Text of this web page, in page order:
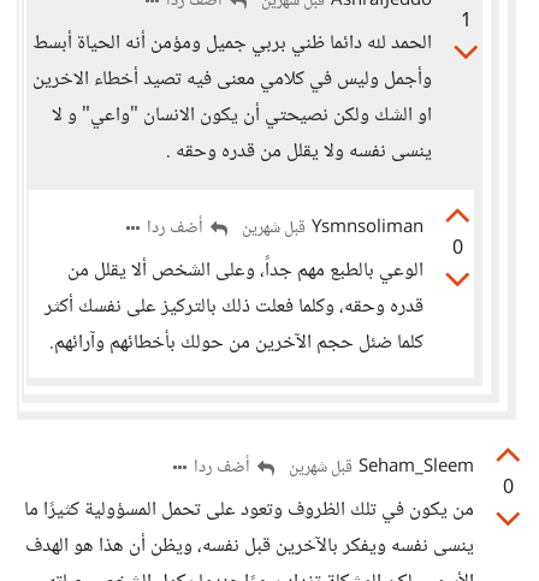
1
الحمد لله دائما ظني بربي جميل ومؤمن أنه الحياة أبسط
وأجمل وليس في كلامي معنى فيه تصيد أخطاء الاخرين
او الشك ولكن نصيحتي أن يكون الانسان "واعي" و لا
ينسى نفسه ولا يقلل من قدره وحقه .
0
Ysmnsoliman قبل شهرين أضف ردا
الوعي بالطبع مهم جداً، وعلى الشخص ألا يقلل من
قدره وحقه، وكلما فعلت ذلك بالتركيز على نفسك أكثر
كلما ضئل حجم الآخرين من حولك بأخطائهم وآرائهم.
0
Seham_Sleem قبل شهرين أضف ردا
من يكون في تلك الظروف وتعود على تحمل المسؤولية كثيرًا ما
ينسى نفسه ويفكر بالآخرين قبل نفسه، ويظن أن هذا هو الهدف